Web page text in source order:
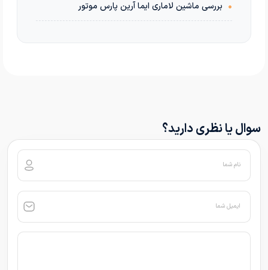
• بررسی ماشین لاماری ایما آرین پارس موتور
سوال یا نظری دارید؟
نام شما
ایمیل شما